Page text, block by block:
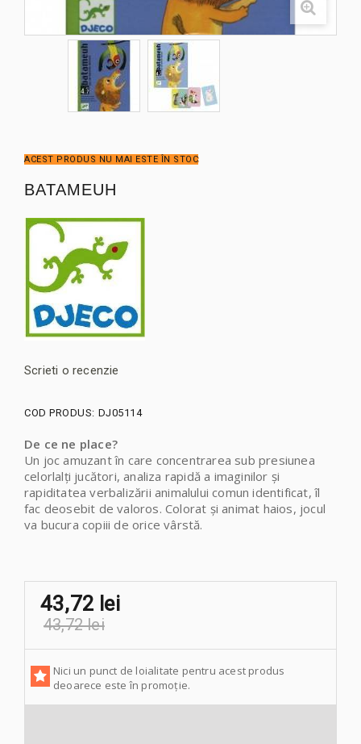
ACEST PRODUS NU MAI ESTE ÎN STOC
BATAMEUH
Scrieti o recenzie
COD PRODUS: DJ05114
De ce ne place?
Un joc amuzant în care concentrarea sub presiunea
celorlalți jucători, analiza rapidă a imaginilor și
rapiditatea verbalizării animalului comun identificat, îl
fac deosebit de valoros. Colorat și animat haios, jocul
va bucura copiii de orice vârstă.
43,72 lei
43,72 lei
Nici un punct de loialitate pentru acest produs
deoarece este în promoție.